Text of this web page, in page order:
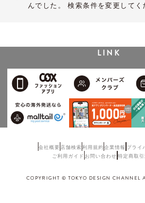
んでした。 検索条件を変更してく
LINK
会社概要 店舗検索利用規約企業情報 プライ
ご利用ガイド お問い合わせ 特定商取
COPYRIGHT © TOKYO DESIGN CHANNEL